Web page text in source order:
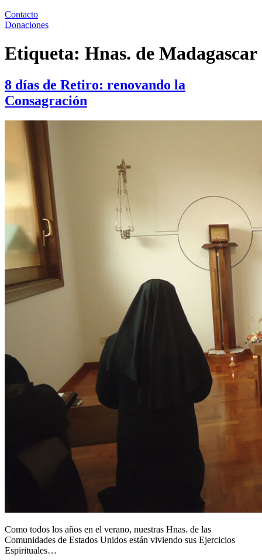
Contacto
Donaciones
Etiqueta: Hnas. de Madagascar
8 días de Retiro: renovando la
Consagración
Como todos los años en el verano, nuestras Hnas. de las
Comunidades de Estados Unidos están viviendo sus Ejercicios
Espirituales…